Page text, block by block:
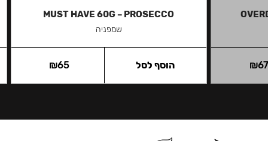
₪
MUST HAVE 60G – PROSECCO
שמפניה
₪65 הוסף לסל